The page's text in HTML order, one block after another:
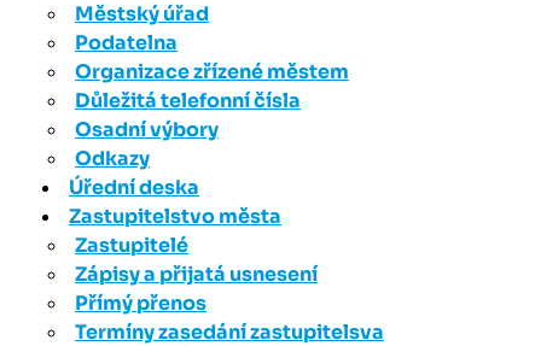
Městský úřad
Podatelna
Organizace zřízené městem
Důležitá telefonní čísla
Osadní výbory
Odkazy
Úřední deska
Zastupitelstvo města
Zastupitelé
Zápisy a přijatá usnesení
Přímý přenos
Termíny zasedání zastupitelsva